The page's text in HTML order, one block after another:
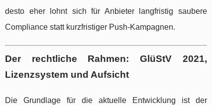
desto eher lohnt sich für Anbieter langfristig saubere
Compliance statt kurzfristiger Push-Kampagnen.
Der rechtliche Rahmen: GlüStV 2021,
Lizenzsystem und Aufsicht
Die Grundlage für die aktuelle Entwicklung ist der